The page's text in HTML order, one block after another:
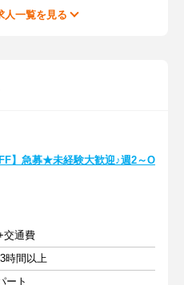
人一覧を見る
】急募★未経験大歓迎♪週2～O
交通費
時間以上
ート